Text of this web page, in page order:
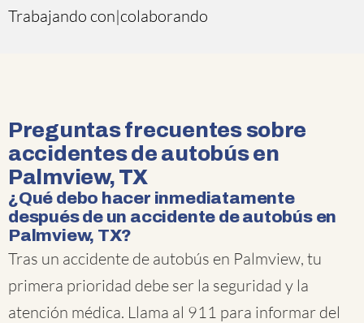
Trabajando con|colaborando
Preguntas frecuentes sobre
accidentes de autobús en
Palmview, TX
¿Qué debo hacer inmediatamente
después de un accidente de autobús en
Palmview, TX?
Tras un accidente de autobús en Palmview, tu
primera prioridad debe ser la seguridad y la
atención médica. Llama al 911 para informar del